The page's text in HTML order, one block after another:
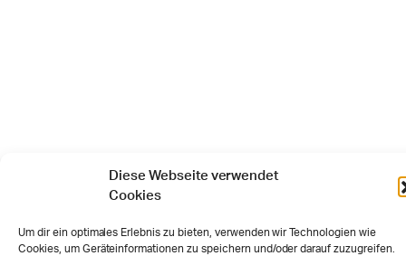
Diese Webseite verwendet
Cookies
Um dir ein optimales Erlebnis zu bieten, verwenden wir Technologien wie
Cookies, um Geräteinformationen zu speichern und/oder darauf zuzugreifen.